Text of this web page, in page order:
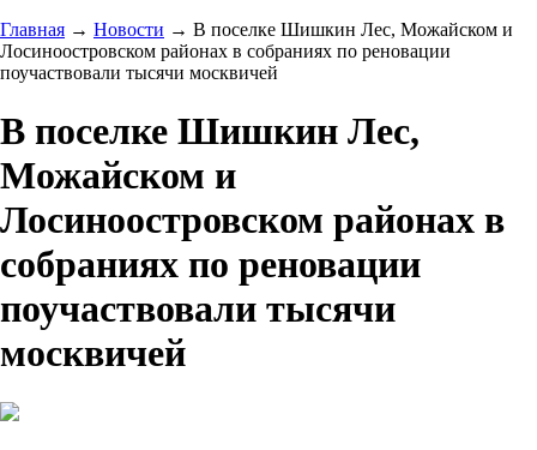
Главная → Новости → В поселке Шишкин Лес, Можайском и
Лосиноостровском районах в собраниях по реновации
поучаствовали тысячи москвичей
В поселке Шишкин Лес,
Можайском и
Лосиноостровском районах в
собраниях по реновации
поучаствовали тысячи
москвичей